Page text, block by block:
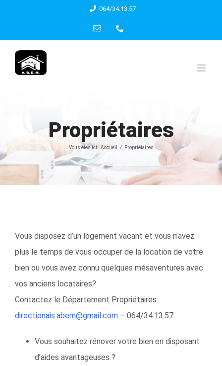
content
064/34.13.57
Email
Propriétaires
Vous êtes ici: Accueil Propriétaires
Vous disposez d’un logement vacant et vous n’avez
plus le temps de vous occuper de la location de votre
bien ou vous avez connu quelques mésaventures avec
vos anciens locataires?
Contactez le Département Propriétaires:
directionais.abem@gmail.com – 064/34.13.57
Vous souhaitez rénover votre bien en disposant
d’aides avantageuses ?